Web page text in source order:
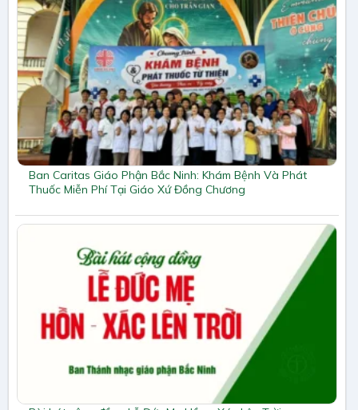
Ban Caritas Giáo Phận Bắc Ninh: Khám Bệnh Và Phát
Thuốc Miễn Phí Tại Giáo Xứ Đồng Chương